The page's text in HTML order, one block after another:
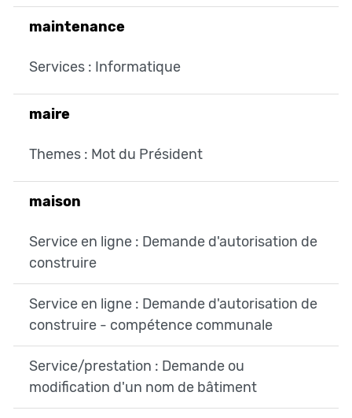
maintenance
Services : Informatique
maire
Themes : Mot du Président
maison
Service en ligne : Demande d'autorisation de
construire
Service en ligne : Demande d'autorisation de
construire - compétence communale
Service/prestation : Demande ou
modification d'un nom de bâtiment